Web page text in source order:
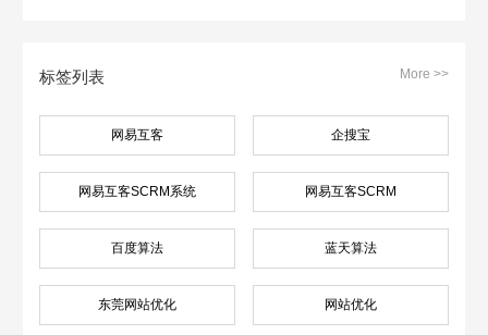
标签列表 More >>
网易互客 企搜宝
网易互客SCRM系统 网易互客SCRM
百度算法 蓝天算法
东莞网站优化 网站优化